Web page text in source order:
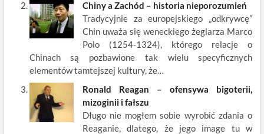
Chiny a Zachód – historia nieporozumień
Tradycyjnie za europejskiego „odkrywcę”
Chin uważa się weneckiego żeglarza Marco
Polo (1254-1324), którego relacje o
Chinach są pozbawione tak wielu specyficznych
elementów tamtejszej kultury, że…
Ronald Reagan – ofensywa bigoterii,
mizoginii i fałszu
Długo nie mogłem sobie wyrobić zdania o
Reaganie, dlatego, że jego image tu w